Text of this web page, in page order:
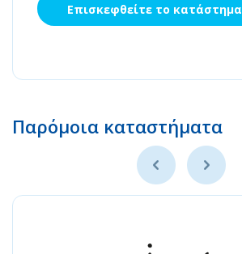
Επισκεφθείτε το κατάστημα
Παρόμοια καταστήματα